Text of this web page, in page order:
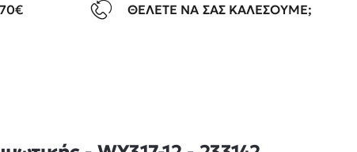
ΘΈΛΕΤΕ ΝΑ ΣΑΣ ΚΑΛΈΣΟΥΜΕ;